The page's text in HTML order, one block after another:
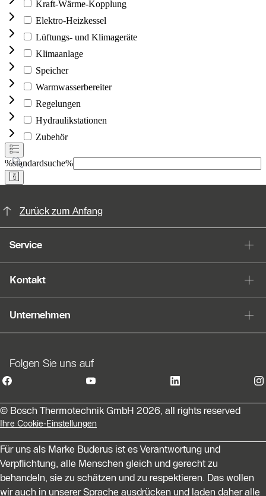
Zurück zum Anfang
Service
Kontakt
Unternehmen
Folgen Sie uns auf
© Bosch Thermotechnik GmbH 2026, all rights reserved
Ihre Cookie-Einstellungen
Für uns als Marke Buderus ist es Verantwortung und
Verpflichtung, alle Menschen gleich und gerecht zu
behandeln, sie zu schätzen und zu respektieren. Das wollen
wir auch in unserer Sprache ausdrücken und laden daher alle